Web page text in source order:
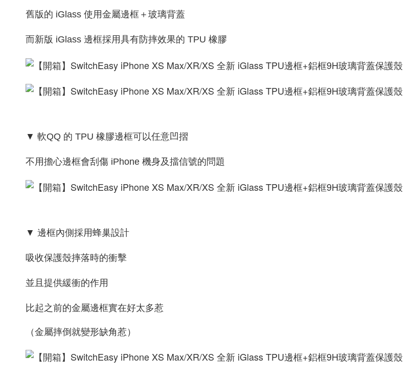
舊版的 iGlass 使用金屬邊框＋玻璃背蓋
而新版 iGlass 邊框採用具有防摔效果的 TPU 橡膠
▼ 軟QQ 的 TPU 橡膠邊框可以任意凹摺
不用擔心邊框會刮傷 iPhone 機身及擋信號的問題
▼ 邊框內側採用蜂巢設計
吸收保護殼摔落時的衝擊
並且提供緩衝的作用
比起之前的金屬邊框實在好太多惹
（金屬摔倒就變形缺角惹）